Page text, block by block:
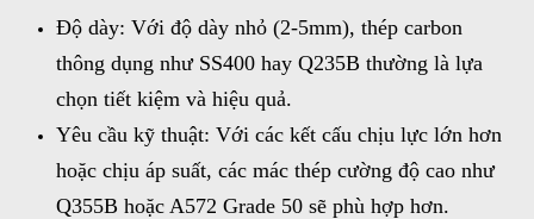
Độ dày: Với độ dày nhỏ (2-5mm), thép carbon
thông dụng như SS400 hay Q235B thường là lựa
chọn tiết kiệm và hiệu quả.
Yêu cầu kỹ thuật: Với các kết cấu chịu lực lớn hơn
hoặc chịu áp suất, các mác thép cường độ cao như
Q355B hoặc A572 Grade 50 sẽ phù hợp hơn.